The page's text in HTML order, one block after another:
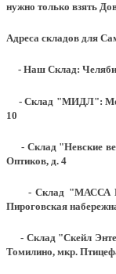
нужно только взять
Адреса складов для
- Наш Склад:
- Склад "МИДЛ":
10
- Склад "Невские
Оптиков, д. 4
- Склад "МАССА К":
Пироговская
- Склад "Скейл
Томилино, мкр.